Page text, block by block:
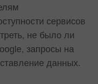
сервисов
не было ли
запросы на
данных.